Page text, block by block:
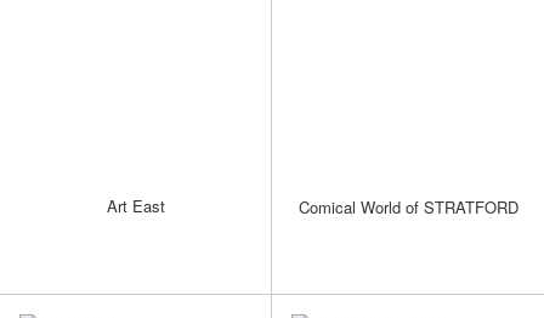
Art East Comical World of STRATFORD